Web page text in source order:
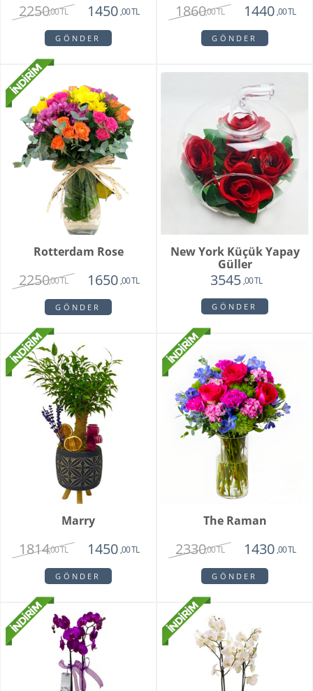
2250,00 TL 1450 ,00 TL
GÖNDER
1860,00 TL 1440 ,00 TL
GÖNDER
Rotterdam Rose
2250,00 TL 1650 ,00 TL
GÖNDER
New York Küçük Yapay
Güller
3545 ,00 TL
GÖNDER
Marry
1814,00 TL 1450 ,00 TL
GÖNDER
The Raman
2330,00 TL 1430 ,00 TL
GÖNDER